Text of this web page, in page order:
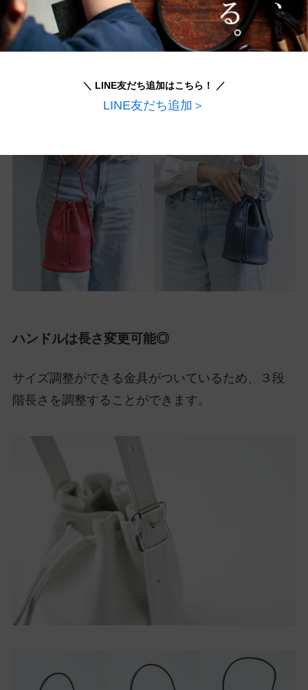
ハンドルは長さ変更可能◎
サイズ調整ができる金具がついているため、３段
階長さを調整することができます。
＼ LINE友だち追加はこちら！ ／
LINE友だち追加＞